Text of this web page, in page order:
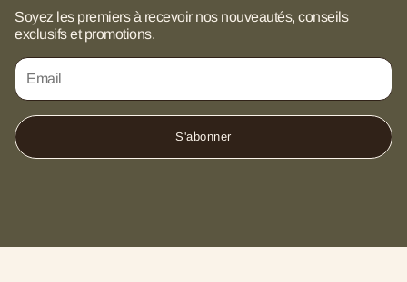
Carte cadeau
Contact
Soyez les premiers à recevoir nos nouveautés, conseils
exclusifs et promotions.
S'abonner